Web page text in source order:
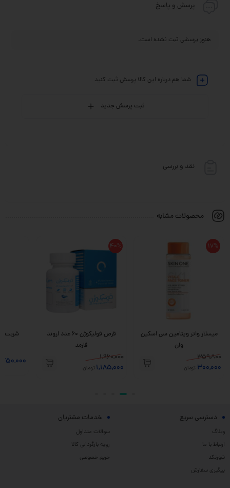
پرسش و پاسخ
هنوز پرسشی ثبت نشده است.
شما هم درباره این کالا پرسش ثبت کنید
ثبت پرسش جدید
نقد و بررسی
محصولات مشابه
17%
میسلار واتر ویتامین سی اسکین
وان
359,800
300,000 تومان
40%
قرص فولیکوژن 60 عدد اروند
فارمد
1,960,000
1,185,000 تومان
دسترسی سریع
وبلاگ
ارتباط با ما
شورتکد
پیگیری سفارش
خدمات مشتریان
سوالات متداول
رویه بازگردانی کالا
حریم خصوصی